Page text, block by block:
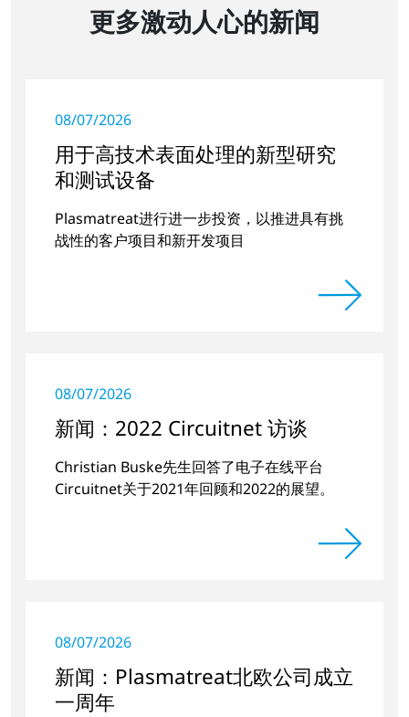
更多激动人心的新闻
08/07/2026
用于高技术表面处理的新型研究
和测试设备
Plasmatreat进行进一步投资，以推进具有挑
战性的客户项目和新开发项目
08/07/2026
新闻：2022 Circuitnet 访谈
Christian Buske先生回答了电子在线平台
Circuitnet关于2021年回顾和2022的展望。
08/07/2026
新闻：Plasmatreat北欧公司成立
一周年